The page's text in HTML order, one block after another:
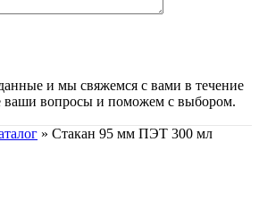
и мы свяжемся с вами в течение
ваши вопросы и поможем с выбором.
» Стакан 95 мм ПЭТ 300 мл